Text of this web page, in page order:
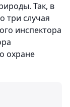
Так, в
три случая
инспектора
охране